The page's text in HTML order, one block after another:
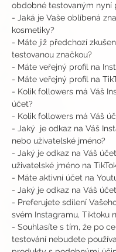
obdobné testovaným nyní
- Jaká je Vaše oblíbená
kosmetiky?
- Máte již předchozí
testovanou značkou?
- Máte veřejný profil na
- Máte veřejný profil na
- Kolik followers má Váš
účet?
- Kolik followers má Váš
- Jaký  je odkaz na Váš
nebo uživatelské jméno?
- Jaký je odkaz na Váš
uživatelské jméno na
- Máte aktivní účet na
- Jaký je odkaz na Váš
- Preferujete sdílení
svém Instagramu, Tiktoku
- Souhlasíte s tím, že po
testování nebudete